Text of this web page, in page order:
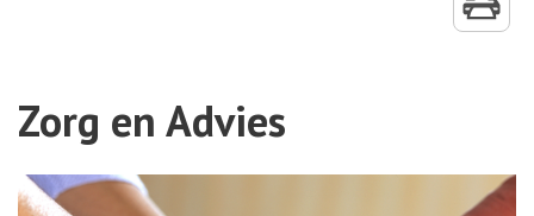
Zorg en Advies